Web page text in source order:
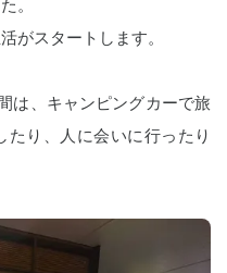
。
がスタートします。
は、キャンピングカーで旅
たり、人に会いに行ったり